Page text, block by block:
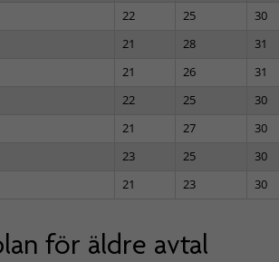
22 25
30
21 28
31
21 26
31
22 25
30
21 27
30
23 25
30
21 23 30
för äldre avtal